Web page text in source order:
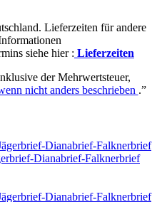
Lieferzeiten für andere
siehe hier : Lieferzeiten
der Mehrwertsteuer,
nicht anders beschrieben .”
Dianabrief-Falknerbrief